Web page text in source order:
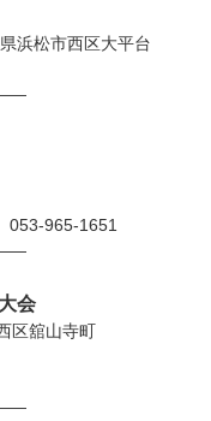
浜松市西区大平台
053-965-1651
会
区舘山寺町